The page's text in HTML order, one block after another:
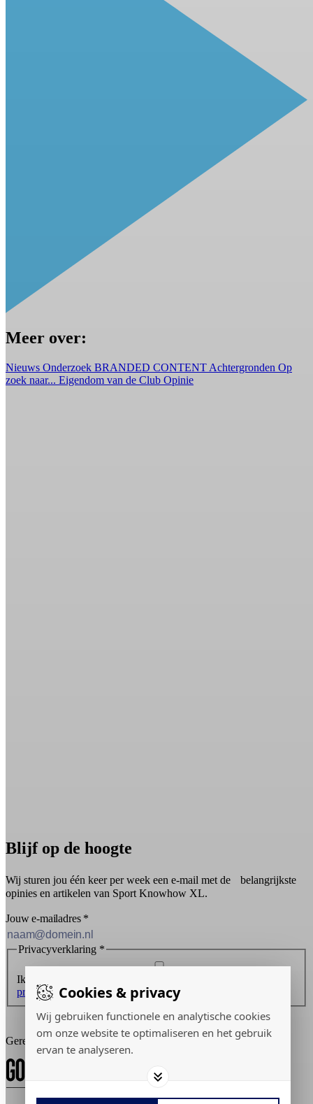
Cookies & privacy
Wij gebruiken functionele en analytische cookies
om onze website te optimaliseren en het gebruik
ervan te analyseren.
Meer over:
Nieuws Onderzoek BRANDED CONTENT Achtergronden Op
zoek naar... Eigendom van de Club Opinie
Blijf op de hoogte
Wij sturen jou één keer per week een e-mail met de belangrijkste
opinies en artikelen van Sport Knowhow XL.
Jouw e-mailadres *
Privacyverklaring *
Ik ontvang graag de nieuwsbrief en ga akkoord met de
privacyverklaring.
Inschrijven
Gerealiseerd door: